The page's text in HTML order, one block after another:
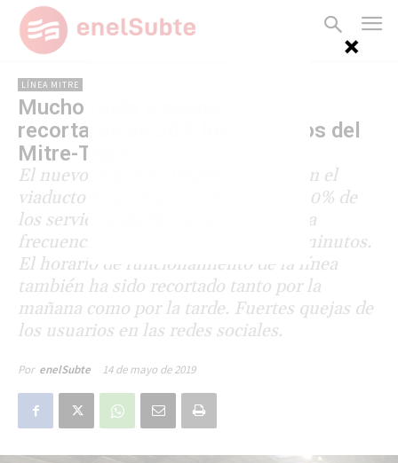
LÍNEA MITRE
Mucho ruido y pocos trenes:
recortaron un 30% los servicios del
Mitre-Tigre
El nuevo diagrama implementado con el
viaducto implicó una reducción del 30% de
los servicios del Mitre ramal Tigre. La
frecuencia, además, pasó de 12 a 16 minutos.
El horario de funcionamiento de la línea
también ha sido recortado tanto por la
mañana como por la tarde. Fuertes quejas de
los usuarios en las redes sociales.
Por enelSubte 14 de mayo de 2019